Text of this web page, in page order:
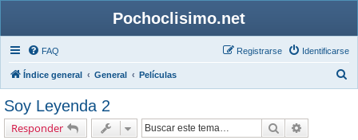
Pochoclisimo.net
FAQ Identificarse
Registrarse
Índice general General Películas
Soy Leyenda 2
Responder Buscar